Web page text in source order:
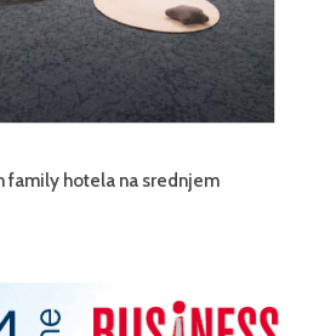
family hotela na srednjem